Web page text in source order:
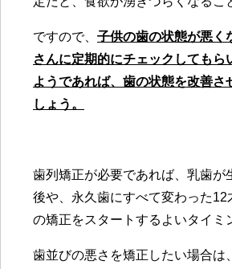
ですので、 子供の歯の状態が悪く
さんに定期的にチェックしてもら
ようであれば、歯の状態を改善さ
しょう。
歯列矯正が必要であれば、乳歯が
後や、永久歯にすべて変わった12
の矯正をスタートするよいタイミ
歯並びの悪さを矯正したい場合は、